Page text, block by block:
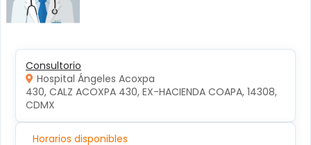
Consultorio
Hospital Ángeles Acoxpa
430, CALZ ACOXPA 430, EX-HACIENDA COAPA, 14308,
CDMX
Horarios disponibles